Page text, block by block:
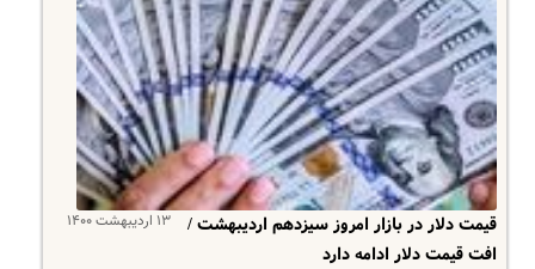
۱۳ اردیبهشت ۱۴۰۰
قیمت دلار در بازار امروز سیزدهم اردیبهشت /
افت قیمت دلار ادامه دارد